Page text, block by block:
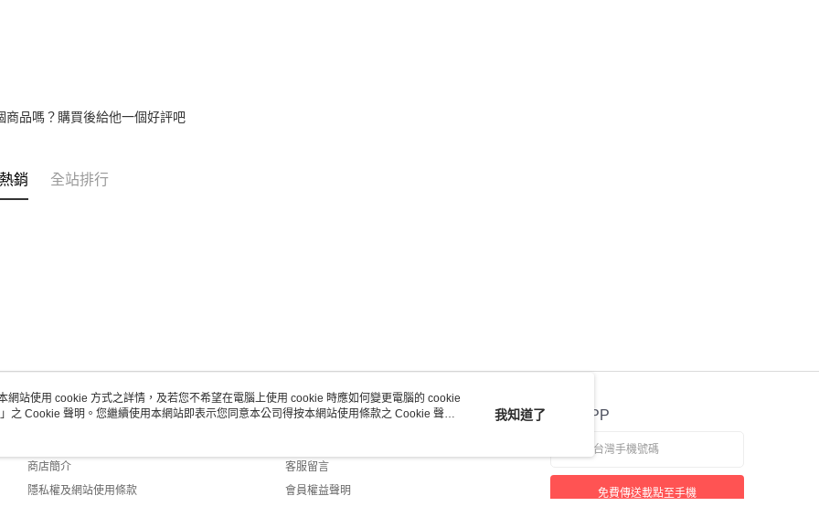
商品嗎？購買後給他一個好評吧
銷 全站排行
關於我們
商店簡介
隱私權及網站使用條款
客服資訊
客服留言
會員權益聲明
官方APP
免費傳送載點至手機
網站使用 cookie 方式之詳情，及若您不希望在電腦上使用 cookie 時應如何變更電腦的 cookie
」之 Cookie 聲明。您繼續使用本網站即表示您同意本公司得按本網站使用條款之 Cookie 聲明
我知道了